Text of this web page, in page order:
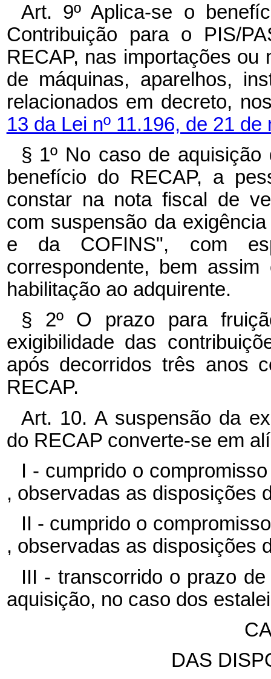
Art. 9º Aplica-se o
Contribuição para o PIS/
RECAP, nas importações
de máquinas, aparelhos,
relacionados em decreto,
13 da Lei nº 11.196, de 21
§ 1º No caso de
benefício do RECAP, a
constar na nota fiscal de
com suspensão da
e da COFINS", com
correspondente, bem
habilitação ao adquirente.
§ 2º O prazo para
exigibilidade das
após decorridos três anos
RECAP.
Art. 10. A suspensão da
do RECAP converte-se em
I - cumprido o
, observadas as disposições
II - cumprido o
, observadas as disposições
III - transcorrido o prazo
aquisição, no caso dos
DAS